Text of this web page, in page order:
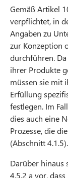
Gemäß Artikel
verpflichtet, in
Angaben zu
zur Konzeption
durchführen.
ihrer Produkte
müssen sie mit
Erfüllung
festlegen. Im
dies auch eine
Prozesse, die
(Abschnitt 4.1.5).
Darüber hinaus
4.5.2 a vor,